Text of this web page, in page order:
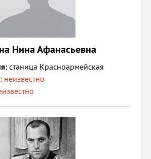
Нина Афанасьевна
станица Красноармейская
неизвестно